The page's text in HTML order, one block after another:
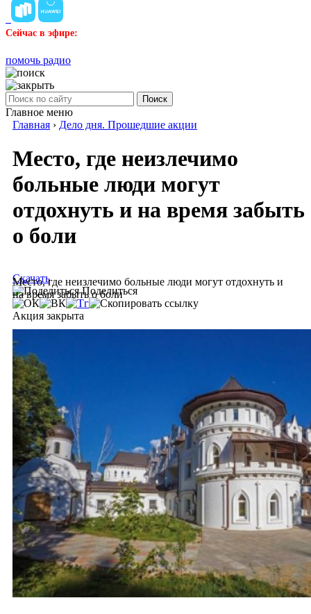
Сейчас в эфире:
помочь радио
Поиск
Главное меню
Главная › Дело дня. Прошедшие акции
Место, где неизлечимо
больные люди могут
отдохнуть и на время забыть
о боли
Место, где неизлечимо больные люди могут отдохнуть и
на время забыть о боли
Скачать
Поделиться
Акция закрыта